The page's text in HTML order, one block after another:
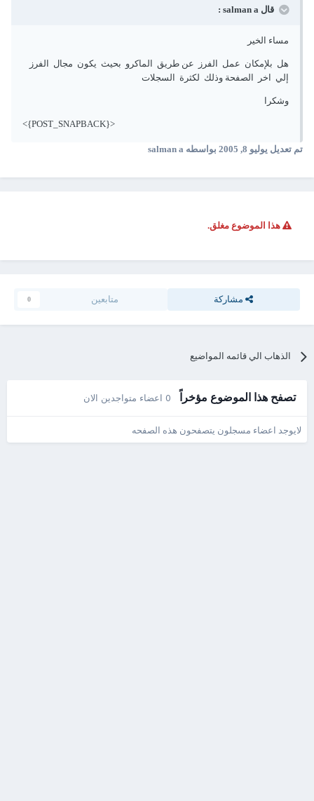
قال salman a :
مساء الخير
هل بلإمكان عمل الفرز عن طريق الماكرو بحيث يكون مجال الفرز
إلي اخر الصفحة وذلك لكثرة السجلات
وشكرا
<{POST_SNAPBACK}>
تم تعديل يوليو 8, 2005 بواسطه salman a
هذا الموضوع مغلق.
مشاركة متابعين 0
الذهاب الي قائمه المواضيع
تصفح هذا الموضوع مؤخراً 0 اعضاء متواجدين الان
لايوجد اعضاء مسجلون يتصفحون هذه الصفحه